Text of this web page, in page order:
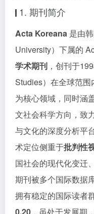
1. 期刊简介
Acta Koreana 是由
University）下属的
学术期刊 ，创刊于
Studies）在全球范
为核心领域，同时涵
文社会科学方向，致
与文化的深度分析平
术定位侧重于批判性
国社会的现代化变迁
期刊被多个国际数据
拥有稳定的国际读者